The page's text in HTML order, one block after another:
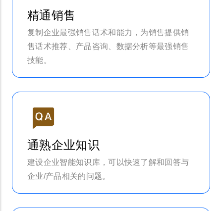
精通销售
复制企业最强销售话术和能力，为销售提供销
售话术推荐、产品咨询、数据分析等最强销售
技能。
通熟企业知识
建设企业智能知识库，可以快速了解和回答与
企业/产品相关的问题。